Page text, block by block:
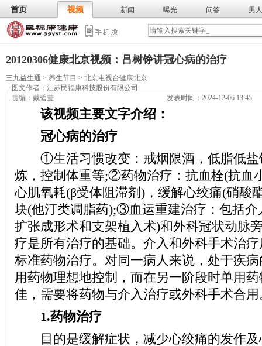
首页 视频 新闻 曝光 问答 男人
武术 气功 膳食 食谱 营养
20120306健康北京视频：吕树铮讲冠心病的治疗
三九益生通 > 养生节目 > 北京电视台健康北京
图文作者： 江苏民福康科技股份有限公司
责编：戴碧莹
发表时间：2024-12-06 13:45
该视频主要文字介绍：
冠心病的治疗
①生活习惯改变：戒烟限酒，低脂低盐
炼，控制体重等;②药物治疗：抗血栓(抗血
心肌氧耗(β受体阻滞剂)，缓解心绞痛(硝酸
块(他汀类调脂药);③血运重建治疗：包括介
扩张成形术和支架植入术)和外科冠状动脉
疗是所有治疗的基础。介入和外科手术治
标准药物治疗。对同一病人来说，处于疾
用药物理想地控制，而在另一阶段时单用
佳，需要将药物与介入治疗或外科手术合用
1.药物治疗
目的是缓解症状，减少心绞痛的发作及